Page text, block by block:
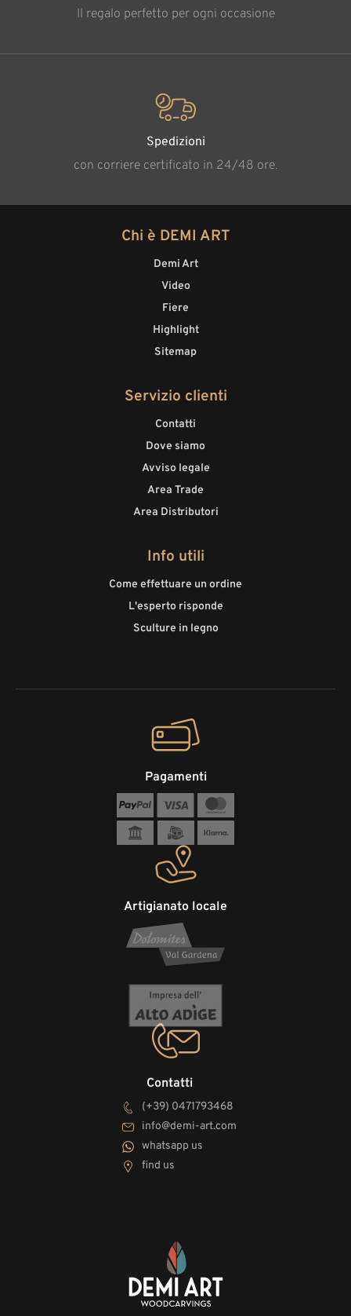
Il regalo perfetto per ogni occasione
Spedizioni
con corriere certificato in 24/48 ore.
Chi è DEMI ART
Demi Art
Video
Fiere
Highlight
Sitemap
Servizio clienti
Contatti
Dove siamo
Avviso legale
Area Trade
Area Distributori
Info utili
Come effettuare un ordine
L'esperto risponde
Sculture in legno
Contatti
(+39) 0471793468
info@demi-art.com
whatsapp us
find us
Artigianato locale
Pagamenti